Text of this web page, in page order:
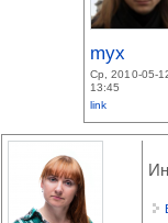
myx
Ср, 2010-05-
13:45
link